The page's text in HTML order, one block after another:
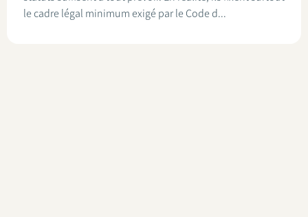
le cadre légal minimum exigé par le Code d...